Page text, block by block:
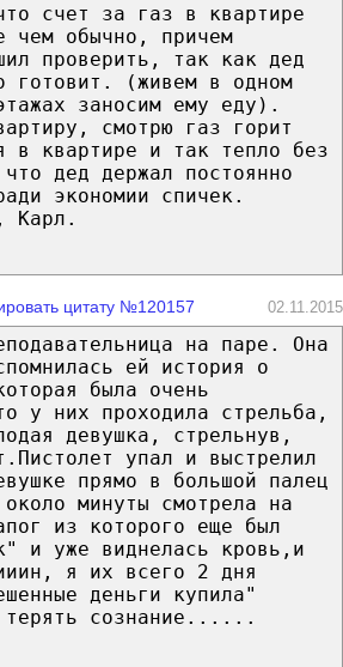
счет за газ в квартире
чем обычно, причем
проверить, так как дед
готовит. (живем в одном
заносим ему еду).
смотрю газ горит
в квартире и так тепло без
дед держал постоянно
экономии спичек.
Карл.
цитату №120157 02.11.2015
на паре. Она
ей история о
была очень
у них проходила стрельба,
девушка, стрельнув,
упал и выстрелил
прямо в большой палец
минуты смотрела на
из которого еще был
и уже виднелась кровь,и
я их всего 2 дня
деньги купила"
терять сознание......